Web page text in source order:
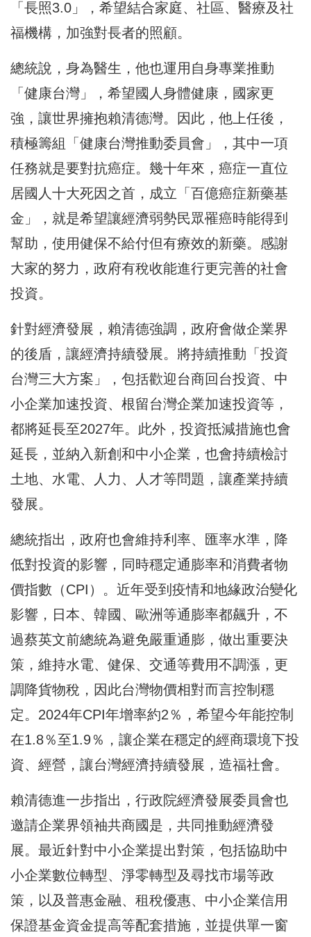
「長照3.0」，希望結合家庭、社區、醫療及社
福機構，加強對長者的照顧。
總統說，身為醫生，他也運用自身專業推動
「健康台灣」，希望國人身體健康，國家更
強，讓世界擁抱賴清德灣。因此，他上任後，
積極籌組「健康台灣推動委員會」，其中一項
任務就是要對抗癌症。幾十年來，癌症一直位
居國人十大死因之首，成立「百億癌症新藥基
金」，就是希望讓經濟弱勢民眾罹癌時能得到
幫助，使用健保不給付但有療效的新藥。感謝
大家的努力，政府有稅收能進行更完善的社會
投資。
針對經濟發展，賴清德強調，政府會做企業界
的後盾，讓經濟持續發展。將持續推動「投資
台灣三大方案」，包括歡迎台商回台投資、中
小企業加速投資、根留台灣企業加速投資等，
都將延長至2027年。此外，投資抵減措施也會
延長，並納入新創和中小企業，也會持續檢討
土地、水電、人力、人才等問題，讓產業持續
發展。
總統指出，政府也會維持利率、匯率水準，降
低對投資的影響，同時穩定通膨率和消費者物
價指數（CPI）。近年受到疫情和地緣政治變化
影響，日本、韓國、歐洲等通膨率都飆升，不
過蔡英文前總統為避免嚴重通膨，做出重要決
策，維持水電、健保、交通等費用不調漲，更
調降貨物稅，因此台灣物價相對而言控制穩
定。2024年CPI年增率約2％，希望今年能控制
在1.8％至1.9％，讓企業在穩定的經商環境下投
資、經營，讓台灣經濟持續發展，造福社會。
賴清德進一步指出，行政院經濟發展委員會也
邀請企業界領袖共商國是，共同推動經濟發
展。最近針對中小企業提出對策，包括協助中
小企業數位轉型、淨零轉型及尋找市場等政
策，以及普惠金融、租稅優惠、中小企業信用
保證基金資金提高等配套措施，並提供單一窗